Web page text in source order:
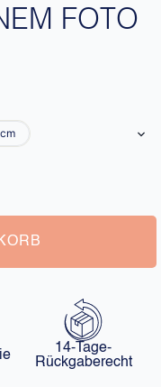
FOTO
14-Tage-
Rückgaberecht